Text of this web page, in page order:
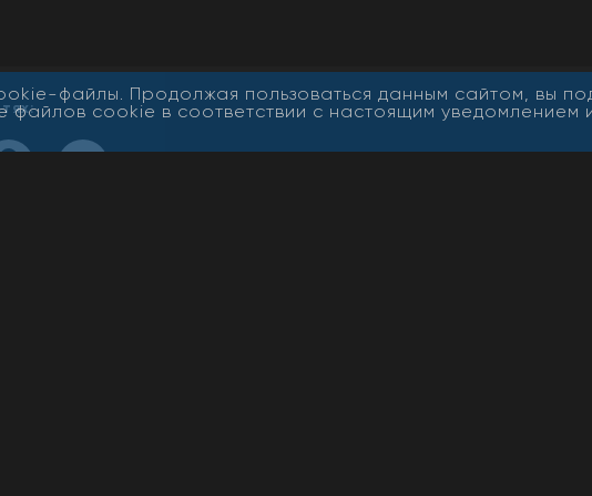
файлы. Продолжая пользоваться данным сайтом, вы
файлов cookie в соответствии с настоящим уведомлением